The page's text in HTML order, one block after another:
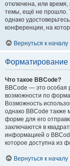
отключена, или время,
темы, ещё не прошло.
однако
конференции, на
Вернуться к началу
Что такое BBCode?
BBCode — это особая
возможности по
Возможность
однако BBCode также
форме для его
заключаются в
информацией о
которое доступна из
Вернуться к началу